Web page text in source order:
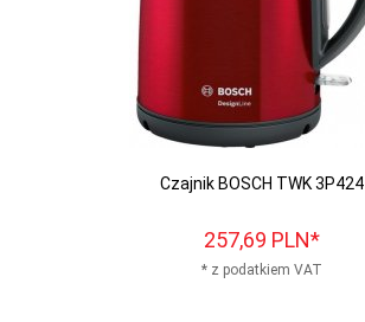
Czajnik BOSCH TWK 3P424
257,69 PLN*
* z podatkiem VAT